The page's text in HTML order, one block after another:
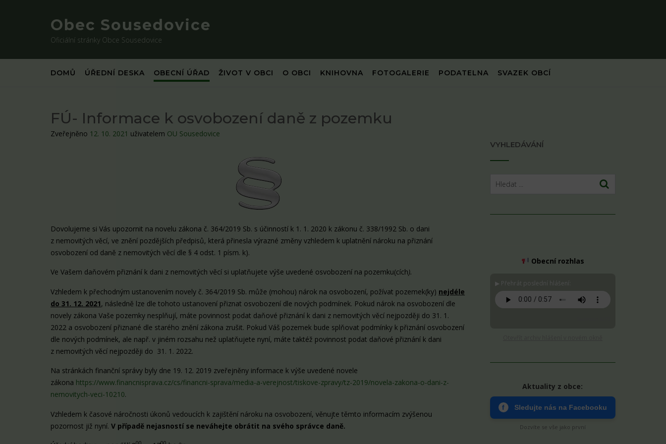
Obec Sousedovice
Oficiální stránky Obce Sousedovice
DOMŮ ÚŘEDNÍ DESKA OBECNÍ ÚŘAD ŽIVOT V OBCI O OBCI KNIHOVNA FOTOGALERIE PODATELNA SVAZEK OBCÍ
FÚ- Informace k osvobození daně z pozemku
Zveřejněno 12. 10. 2021 uživatelem OU Sousedovice
Dovolujeme si Vás upozornit na novelu zákona č. 364/2019 Sb. s účinností k 1. 1. 2020 k zákonu č. 338/1992 Sb. o dani
z nemovitých věcí, ve znění pozdějších předpisů, která přinesla výrazné změny vzhledem k uplatnění nároku na přiznání
osvobození od daně z nemovitých věcí dle § 4 odst. 1 písm. k).
Ve Vašem daňovém přiznání k dani z nemovitých věcí si uplatňujete výše uvedené osvobození na pozemku(cích).
Vzhledem k přechodným ustanovením novely č. 364/2019 Sb. může (mohou) nárok na osvobození, požívat pozemek(ky) nejdéle
do 31. 12. 2021, následně lze dle tohoto ustanovení přiznat osvobození dle nových podmínek. Pokud nárok na osvobození dle
novely zákona Vaše pozemky nesplňují, máte povinnost podat daňové přiznání k dani z nemovitých věcí nejpozději do 31. 1.
2022 a osvobození přiznané dle starého znění zákona zrušit. Pokud Váš pozemek bude splňovat podmínky k přiznání osvobození
dle nových podmínek, ale např. v jiném rozsahu než uplatňujete nyní, máte taktéž povinnost podat daňové přiznání k dani
z nemovitých věcí nejpozději do 31. 1. 2022.
Na stránkách finanční správy byly dne 19. 12. 2019 zveřejněny informace k výše uvedené novele
zákona https://www.financnisprava.cz/cs/financni-sprava/media-a-verejnost/tiskove-zpravy/tz-2019/novela-zakona-o-dani-z-
nemovitych-veci-10210.
Vzhledem k časové náročnosti úkonů vedoucích k zajištění nároku na osvobození, věnujte těmto informacím zvýšenou
pozornost již nyní. V případě nejasností se neváhejte obrátit na svého správce daně.
VYHLEDÁVÁNÍ
Obecní rozhlas
▶ Přehrát poslední hlášení:
Aktuality z obce:
f Sledujte nás na Facebooku
Dozvíte se vše jako první